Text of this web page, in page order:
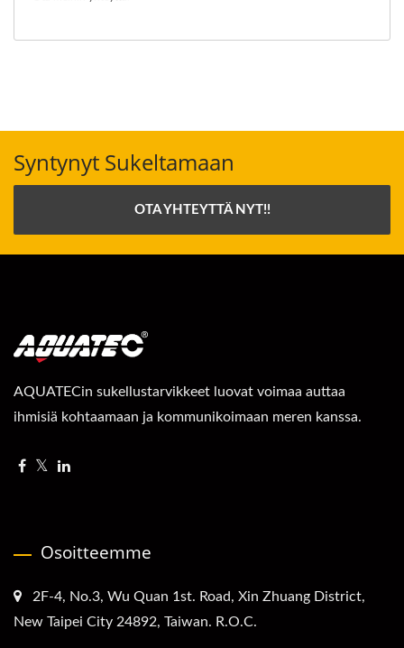
Syntynyt Sukeltamaan
OTA YHTEYTTÄ NYT!!
AQUATECin sukellustarvikkeet luovat voimaa auttaa
ihmisiä kohtaamaan ja kommunikoimaan meren kanssa.
Osoitteemme
2F-4, No.3, Wu Quan 1st. Road, Xin Zhuang District,
New Taipei City 24892, Taiwan. R.O.C.